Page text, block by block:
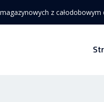
z całodobowym